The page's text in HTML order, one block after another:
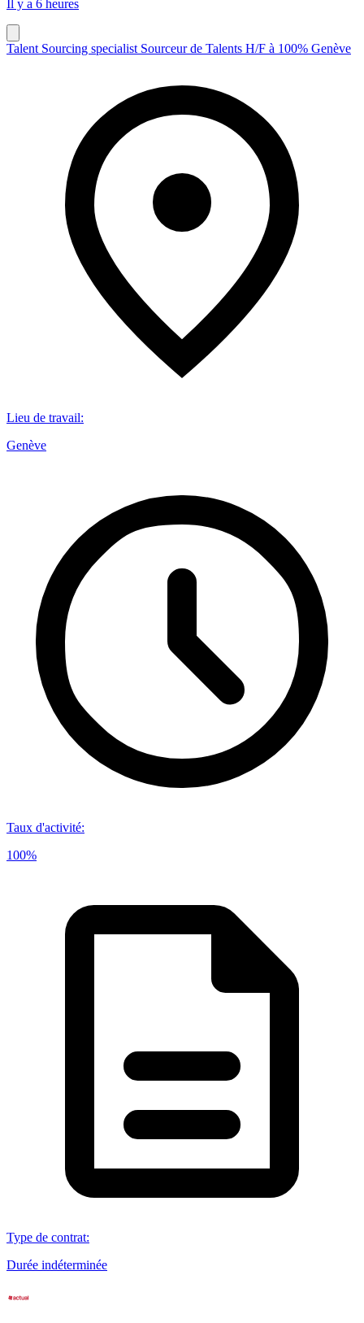
Il y a 6 heures
Talent Sourcing specialist Sourceur de Talents H/F à 100% Genève
Lieu de travail:
Genève
Taux d'activité:
100%
Type de contrat:
Durée indéterminée